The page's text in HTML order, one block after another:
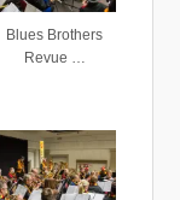
Blues Brothers
Revue …